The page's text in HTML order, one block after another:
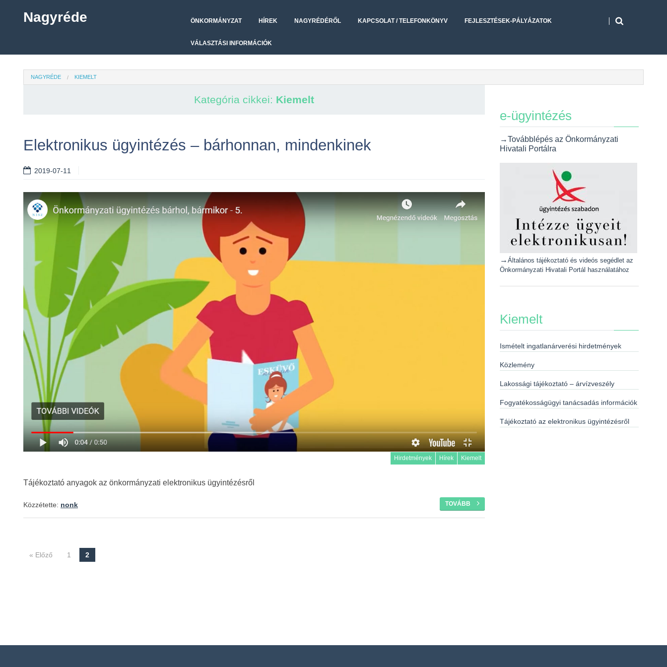
Nagyréde ÖNKORMÁNYZAT HÍREK NAGYRÉDÉRŐL KAPCSOLAT / TELEFONKÖNYV FEJLESZTÉSEK-PÁLYÁZATOK
VÁLASZTÁSI INFORMÁCIÓK
NAGYRÉDE KIEMELT
Kategória cikkei: Kiemelt
Elektronikus ügyintézés – bárhonnan, mindenkinek
2019-07-11
Hirdetmények Hírek Kiemelt
Tájékoztató anyagok az önkormányzati elektronikus ügyintézésről
TOVÁBB
Közzétette: nonk
Navigáció
« Előző 1 2
e-ügyintézés
→Továbblépés az Önkormányzati
Hivatali Portálra
→ Általános tájékoztató és videós segédlet az
Önkormányzati Hivatali Portál használatához
Kiemelt
Ismételt ingatlanárverési hirdetmények
Közlemény
Lakossági tájékoztató – árvízveszély
Fogyatékosságügyi tanácsadás információk
Tájékoztató az elektronikus ügyintézésről